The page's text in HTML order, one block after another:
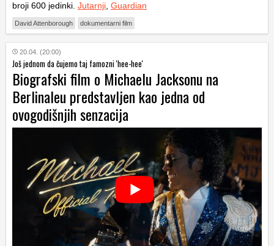
broji 600 jedinki. Jutarnji Guardian
David Attenborough dokumentarni film
20.04. (20:00)
Još jednom da čujemo taj famozni 'hee-hee'
Biografski film o Michaelu Jacksonu na
Berlinaleu predstavljen kao jedna od
ovogodišnjih senzacija